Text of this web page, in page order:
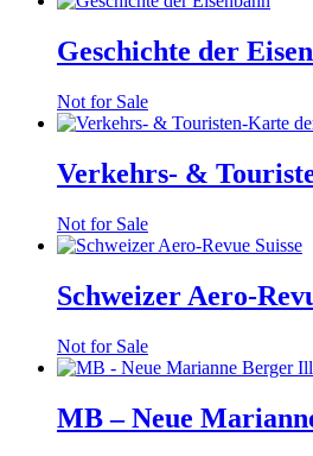
Geschichte der
Not for Sale
Verkehrs- &
Not for Sale
Schweizer Aero-
Not for Sale
MB – Neue